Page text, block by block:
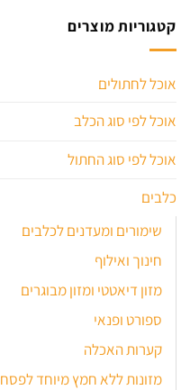
קטגוריות מוצרים
אוכל לחתולים
אוכל לפי סוג הכלב
אוכל לפי סוג החתול
כלבים
שימורים ומעדנים לכלבים
חינוך ואילוף
מזון דיאטטי ומזון מבוגרים
ספורט ופנאי
קערות האכלה
מזונות ללא חמץ מיוחד לפסח